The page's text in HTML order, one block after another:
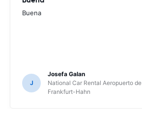
Buena
J
Josefa Galan
National Car Rental Aeropuerto de
Frankfurt-Hahn